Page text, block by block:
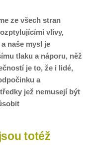
ze všech stran
vlivy,
naše mysl je
tlaku a náporu, něž
je to, že i lidé,
a
jež nemusejí být
totéž